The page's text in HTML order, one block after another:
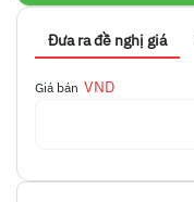
Đưa ra đề nghị giá
Giá bán VND